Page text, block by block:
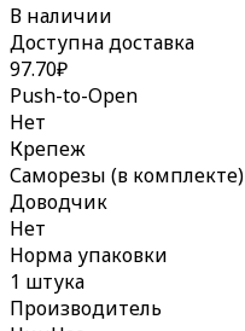
В наличии
Доступна доставка
97.70₽
Push-to-Open
Нет
Крепеж
Саморезы (в комплекте)
Доводчик
Нет
Норма упаковки
1 штука
Производитель